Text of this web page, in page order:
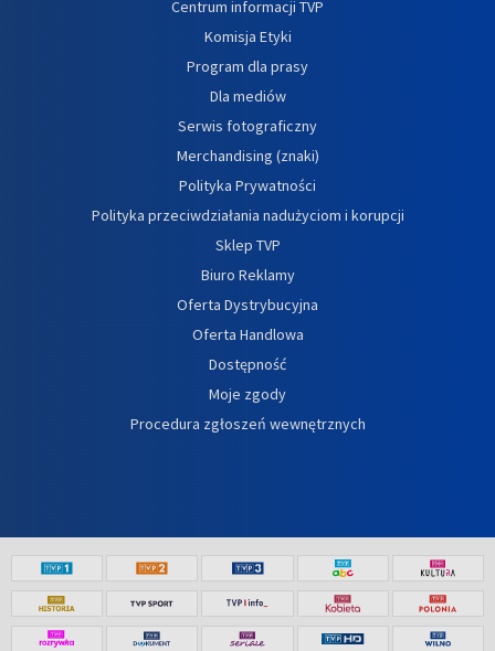
Centrum informacji TVP
Komisja Etyki
Program dla prasy
Dla mediów
Serwis fotograficzny
Merchandising (znaki)
Polityka Prywatności
Polityka przeciwdziałania nadużyciom i korupcji
Sklep TVP
Biuro Reklamy
Oferta Dystrybucyjna
Oferta Handlowa
Dostępność
Moje zgody
Procedura zgłoszeń wewnętrznych